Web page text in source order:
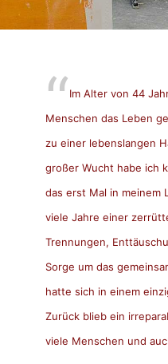
Im Alter von 44
Menschen das Leben
zu einer lebenslangen
großer Wucht habe ich
das erst Mal in meinem
viele Jahre einer
Trennungen,
Sorge um das
hatte sich in einem
Zurück blieb ein
viele Menschen und